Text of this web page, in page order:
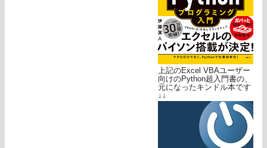
上記のExcel VBAユーザー
向けのPython超入門書の、
元になったキンドル本です
↓↓